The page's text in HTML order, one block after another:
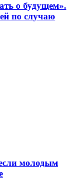
о будущем».
по случаю
молодым